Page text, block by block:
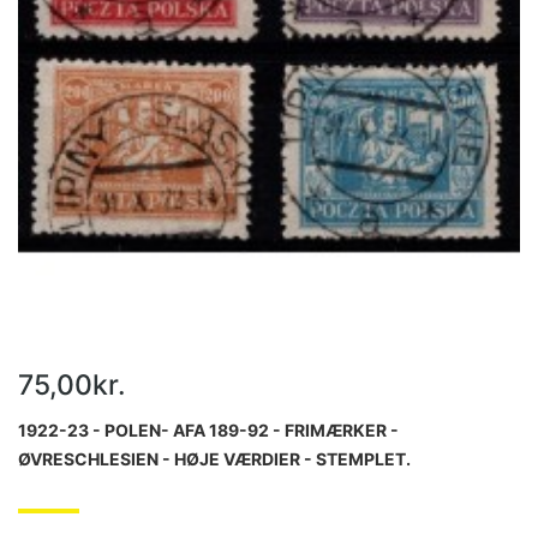
75,00kr.
1922-23 - POLEN- AFA 189-92 - FRIMÆRKER -
ØVRESCHLESIEN - HØJE VÆRDIER - STEMPLET.